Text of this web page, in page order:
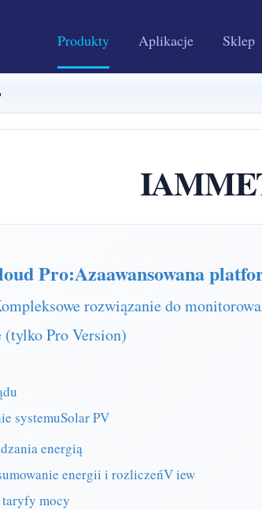
Produkty Aplikacje Sklep
Pro:Azaawansowana
rozwiązanie do
Pro Version)
systemuSolar PV
energią
energii i rozliczeńV iew
mocy